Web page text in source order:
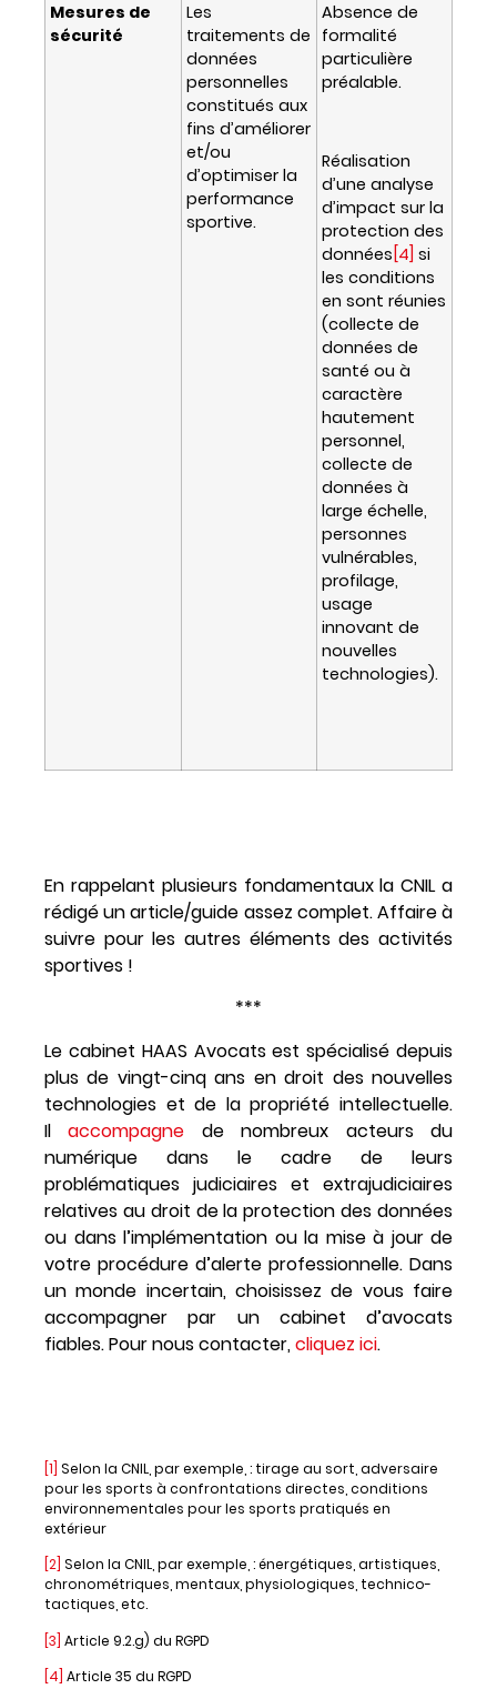
Mesures de
sécurité
Les
traitements de
données
personnelles
constitués aux
fins d’améliorer
et/ou
d’optimiser la
performance
sportive.
Absence de
formalité
particulière
préalable.
Réalisation
d’une analyse
d’impact sur la
protection des
données [4] si
les conditions
en sont réunies
(collecte de
données de
santé ou à
caractère
hautement
personnel,
collecte de
données à
large échelle,
personnes
vulnérables,
profilage,
usage
innovant de
nouvelles
technologies).
En rappelant plusieurs fondamentaux la CNIL a
rédigé un article/guide assez complet. Affaire à
suivre pour les autres éléments des activités
sportives !
***
Le cabinet HAAS Avocats est spécialisé depuis
plus de vingt-cinq ans en droit des nouvelles
technologies et de la propriété intellectuelle.
Ilaccompagne de nombreux acteurs du
numérique dans le cadre de leurs
problématiques judiciaires et extrajudiciaires
relatives au droit de la protection des données
ou dans l’implémentation ou la mise à jour de
votre procédure d’alerte professionnelle. Dans
un monde incertain, choisissez de vous faire
accompagner par un cabinet d’avocats
fiables. Pour nous contacter,cliquez ici.
[1] Selon la CNIL, par exemple, : tirage au sort, adversaire
pour les sports à confrontations directes, conditions
environnementales pour les sports pratiqués en
extérieur
[2] Selon la CNIL, par exemple, : énergétiques, artistiques,
chronométriques, mentaux, physiologiques, technico-
tactiques, etc.
[3] Article 9.2.g) du RGPD
[4] Article 35 du RGPD